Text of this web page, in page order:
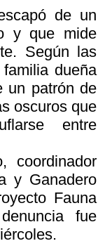
de un
y que mide
Según las
dueña
un patrón de
oscuros que
entre
coordinador
y Ganadero
Fauna
fue